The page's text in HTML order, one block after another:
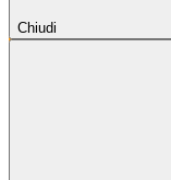
Chiudi